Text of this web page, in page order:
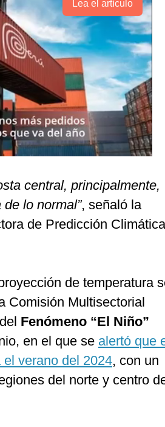
Lea el artículo
central, principalmente,
lo normal”, señaló la
de Predicción Climática
de temperatura
Comisión Multisectorial
Fenómeno “El Niño”
en el que se alertó que
verano del 2024, con un
del norte y centro